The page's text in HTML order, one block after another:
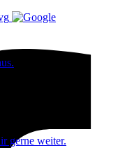
gerne weiter.